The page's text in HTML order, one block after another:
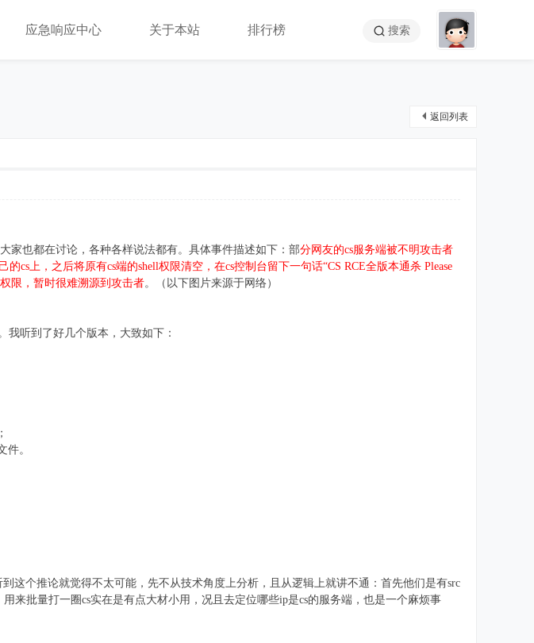
应急响应中心 关于本站 排行榜 搜索
返回列表
家也都在讨论，各种各样说法都有。具体事件描述如下：部分网友的cs服务端被不明攻击者
cs上，之后将原有cs端的shell权限清空，在cs控制台留下一句话“CS RCE全版本通杀 Please
限，暂时很难溯源到攻击者。（以下图片来源于网络）
我听到了好几个版本，大致如下：
件。
这个推论就觉得不太可能，先不从技术角度上分析，且从逻辑上就讲不通：首先他们是有src
来批量打一圈cs实在是有点大材小用，况且去定位哪些ip是cs的服务端，也是一个麻烦事